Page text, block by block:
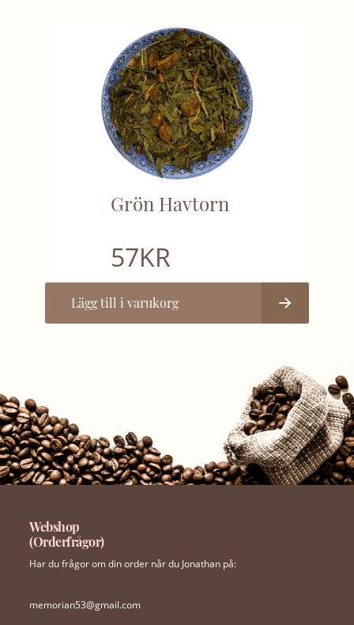
Grön Havtorn
57KR
Lägg till i varukorg
Webshop
(Orderfrågor)
Har du frågor om din order når du Jonathan på:
memorian53@gmail.com